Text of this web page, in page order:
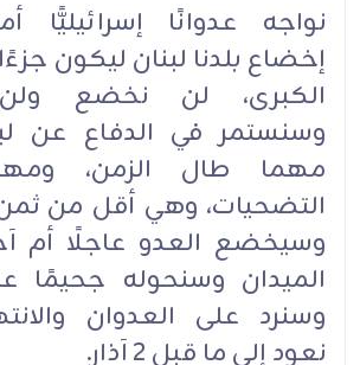
نواجه عدوانًا إسرائيليًّا
إخضاع بلدنا لبنان ليكون
الكبرى، لن نخضع
وسنستمر في الدفاع عن
مهما طال الزمن،
التضحيات، وهي أقل من ثمن
وسيخضع العدو عاجلًا أم
الميدان وسنحوله جحيمًا
وسنرد على العدوان
نعود إلى ما قبل 2 آذار.